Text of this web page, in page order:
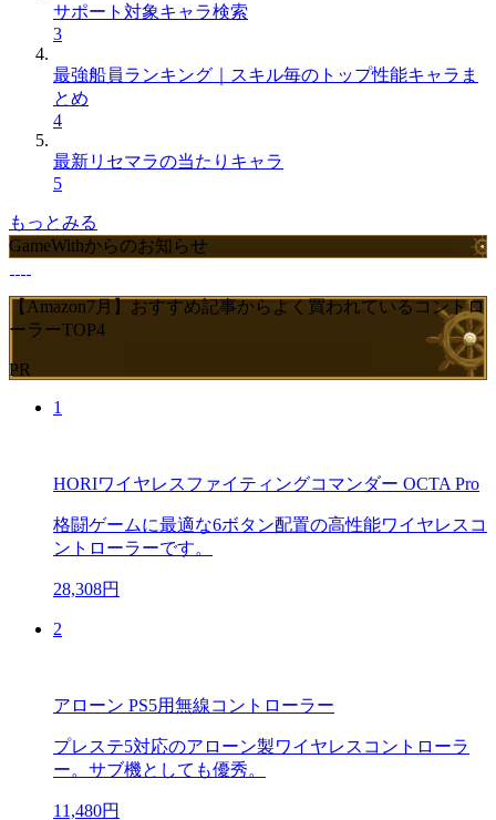
サポート対象キャラ検索
3
最強船員ランキング｜スキル毎のトップ性能キャラま
とめ
4
最新リセマラの当たりキャラ
5
もっとみる
GameWithからのお知らせ
【Amazon7月】おすすめ記事からよく買われているコントロ
ーラーTOP4
PR
1
HORIワイヤレスファイティングコマンダー OCTA Pro
格闘ゲームに最適な6ボタン配置の高性能ワイヤレスコ
ントローラーです。
28,308円
2
アローン PS5用無線コントローラー
プレステ5対応のアローン製ワイヤレスコントローラ
ー。サブ機としても優秀。
11,480円